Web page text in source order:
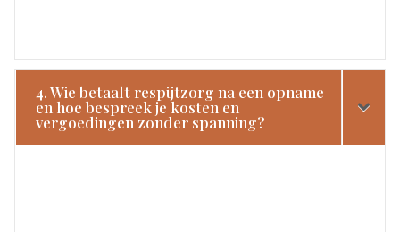
4. Wie betaalt respijtzorg na een opname
en hoe bespreek je kosten en
vergoedingen zonder spanning?